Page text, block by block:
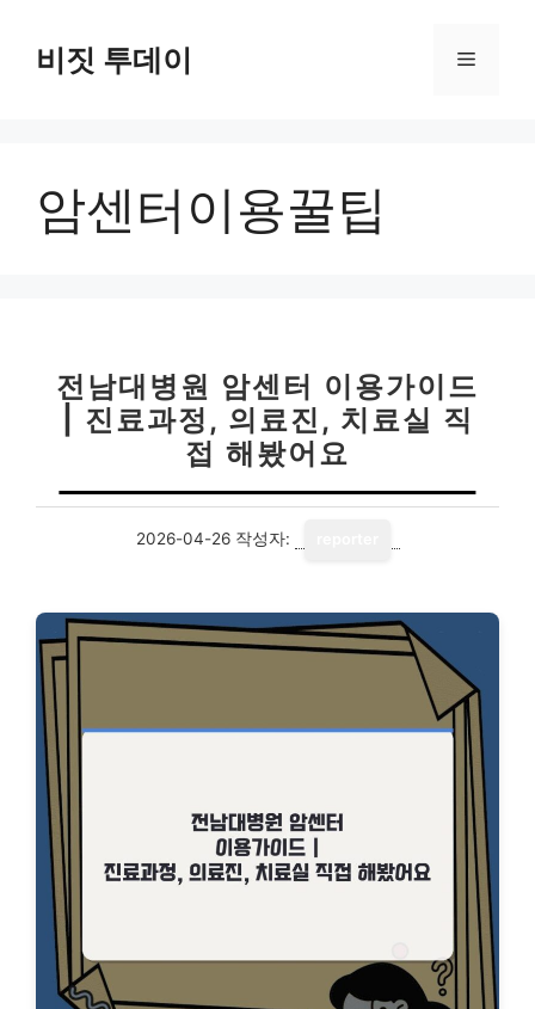
비짓 투데이 메
암센터이용꿀팁
전남대병원 암센터 이용가이드
| 진료과정, 의료진, 치료실 직
접 해봤어요
2026-04-26 작성자: